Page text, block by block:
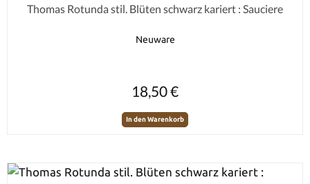
Durchschnittliche Bewertung von 0 von 5 Sternen
Thomas Rotunda stil. Blüten schwarz kariert : Sauciere
Neuware
18,50 €
In den Warenkorb